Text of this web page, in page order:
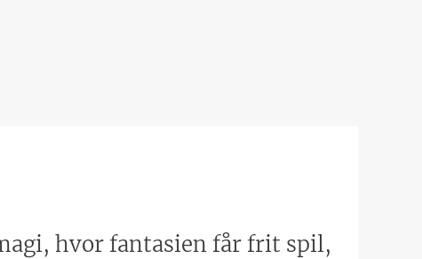
hvor fantasien får frit spil,